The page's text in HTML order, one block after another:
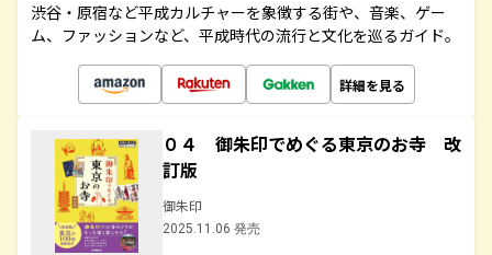
渋谷・原宿など平成カルチャーを象徴する街や、音楽、ゲー
ム、ファッションなど、平成時代の流行と文化を巡るガイド。
詳細を見る
０４ 御朱印でめぐる東京のお寺 改
訂版
御朱印
2025.11.06 発売